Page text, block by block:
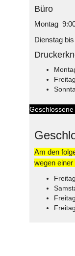
Büro
Montag
Dienstag
Am den
wegen